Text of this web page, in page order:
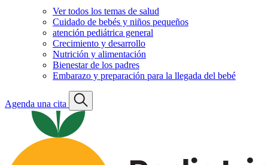
Ver todos los temas de salud
Cuidado de bebés y niños pequeños
atención pediátrica general
Crecimiento y desarrollo
Nutrición y alimentación
Bienestar de los padres
Embarazo y preparación para la llegada del bebé
Agenda una cita